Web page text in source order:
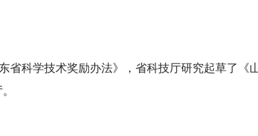
科学技术奖励办法》，省科技厅研究起草了